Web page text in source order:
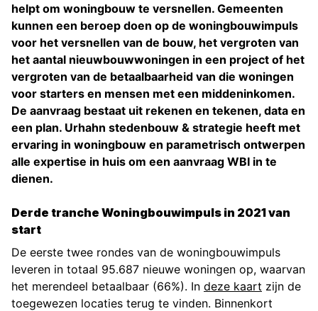
helpt om woningbouw te versnellen. Gemeenten
kunnen een beroep doen op de woningbouwimpuls
voor het versnellen van de bouw, het vergroten van
het aantal nieuwbouwwoningen in een project of het
vergroten van de betaalbaarheid van die woningen
voor starters en mensen met een middeninkomen.
De aanvraag bestaat uit rekenen en tekenen, data en
een plan. Urhahn stedenbouw & strategie heeft met
ervaring in woningbouw en parametrisch ontwerpen
alle expertise in huis om een aanvraag WBI in te
dienen.
Derde tranche Woningbouwimpuls in 2021 van
start
De eerste twee rondes van de woningbouwimpuls
leveren in totaal 95.687 nieuwe woningen op, waarvan
het merendeel betaalbaar (66%). In deze kaart zijn de
toegewezen locaties terug te vinden. Binnenkort